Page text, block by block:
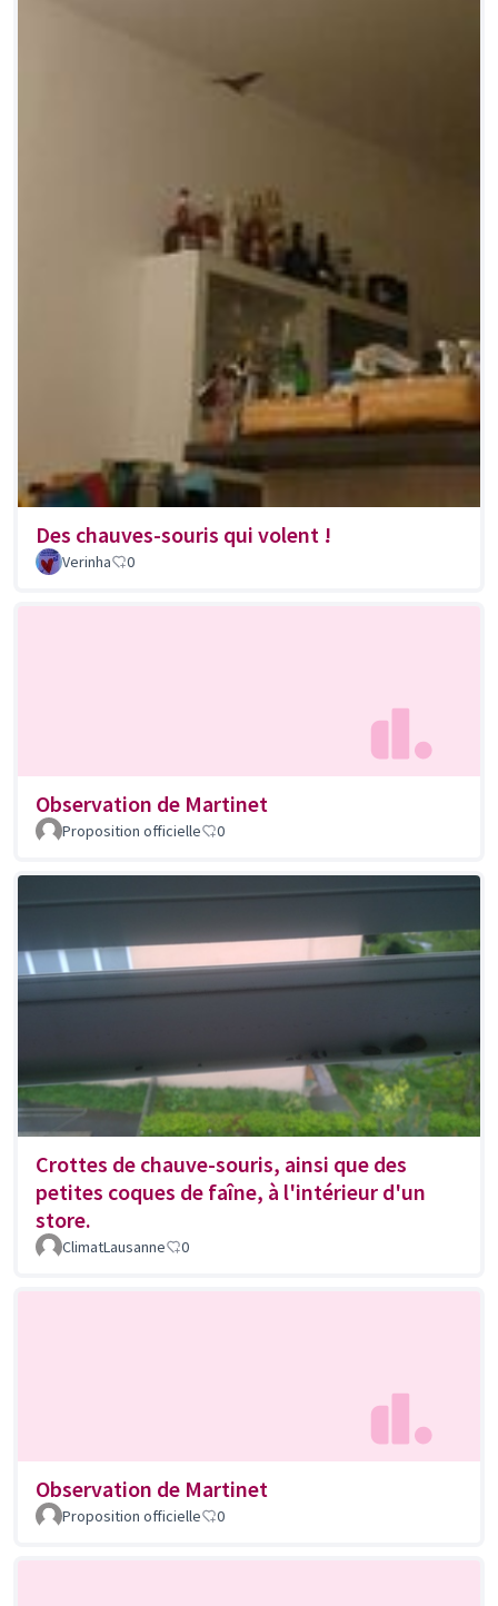
Des chauves-souris qui volent !
Verinha 0
Observation de Martinet
Proposition officielle 0
Crottes de chauve-souris, ainsi que des
petites coques de faîne, à l'intérieur d'un
store.
ClimatLausanne 0
Observation de Martinet
Proposition officielle 0